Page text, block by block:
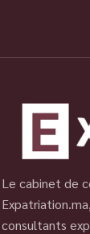
Le cabinet de
consultants